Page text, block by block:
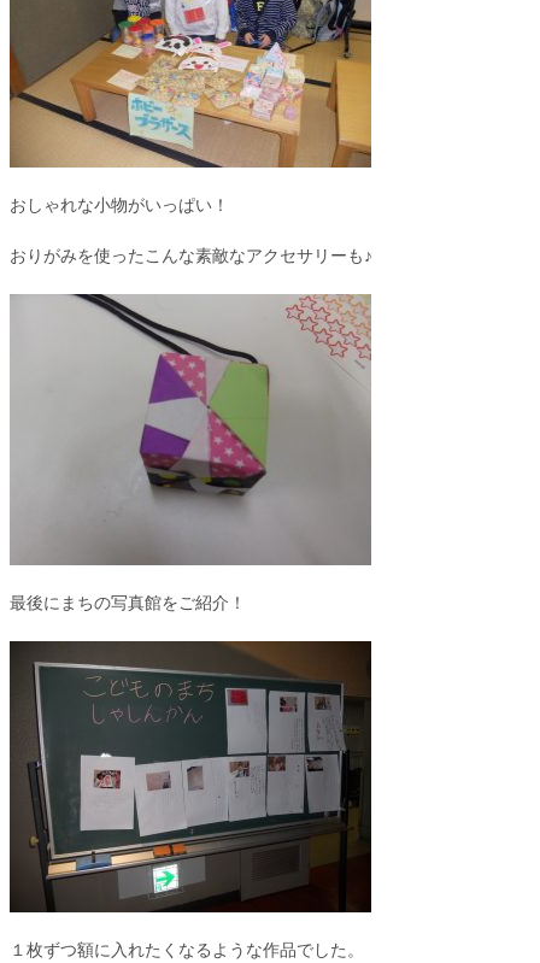
おしゃれな小物がいっぱい！
おりがみを使ったこんな素敵なアクセサリーも♪
最後にまちの写真館をご紹介！
１枚ずつ額に入れたくなるような作品でした。